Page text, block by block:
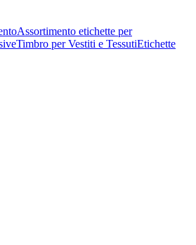
Assortimento etichette per
Timbro per Vestiti e TessutiEtichette